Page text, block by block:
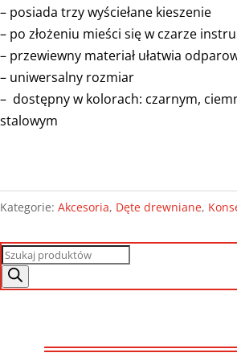
– posiada trzy wyściełane kieszenie
– po złożeniu mieści się w czarze
– przewiewny materiał ułatwia
– uniwersalny rozmiar
– dostępny w kolorach: czarnym,
stalowym
Kategorie: Akcesoria, Dęte drewniane,
Wyszukiwarka
produktów